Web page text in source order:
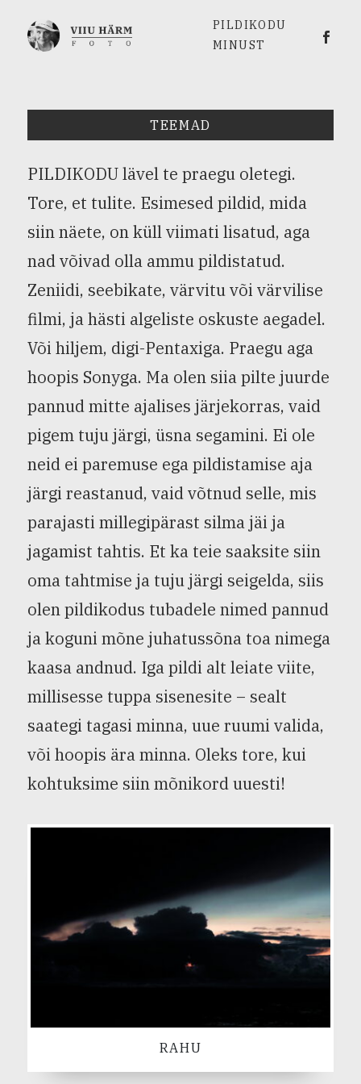
PILDIKODU
MINUST
Viiu
TEEMAD
PILDIKODU lävel te praegu oletegi.
Tore, et tulite. Esimesed pildid, mida
siin näete, on küll viimati lisatud, aga
nad võivad olla ammu pildistatud.
Zeniidi, seebikate, värvitu või värvilise
filmi, ja hästi algeliste oskuste aegadel.
Või hiljem, digi-Pentaxiga. Praegu aga
hoopis Sonyga. Ma olen siia pilte juurde
pannud mitte ajalises järjekorras, vaid
pigem tuju järgi, üsna segamini. Ei ole
neid ei paremuse ega pildistamise aja
järgi reastanud, vaid võtnud selle, mis
parajasti millegipärast silma jäi ja
jagamist tahtis. Et ka teie saaksite siin
oma tahtmise ja tuju järgi seigelda, siis
olen pildikodus tubadele nimed pannud
ja koguni mõne juhatussõna toa nimega
kaasa andnud. Iga pildi alt leiate viite,
millisesse tuppa sisenesite – sealt
saategi tagasi minna, uue ruumi valida,
või hoopis ära minna. Oleks tore, kui
kohtuksime siin mõnikord uuesti!
RAHU